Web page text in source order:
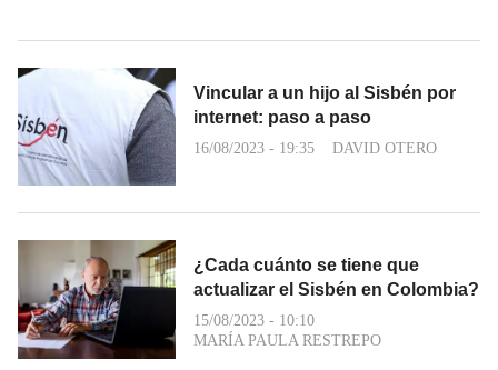
Vincular a un hijo al Sisbén por
internet: paso a paso
16/08/2023 - 19:35 DAVID OTERO
¿Cada cuánto se tiene que
actualizar el Sisbén en Colombia?
15/08/2023 - 10:10
MARÍA PAULA RESTREPO